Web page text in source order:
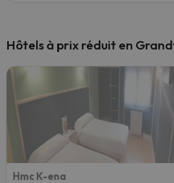
Hôtels à prix réduit en
Hmc K-ena